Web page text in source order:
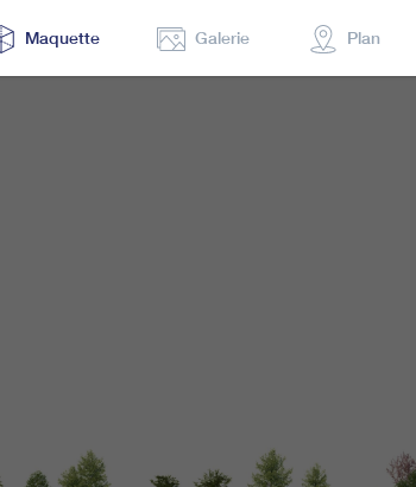
Maquette Galerie Plan